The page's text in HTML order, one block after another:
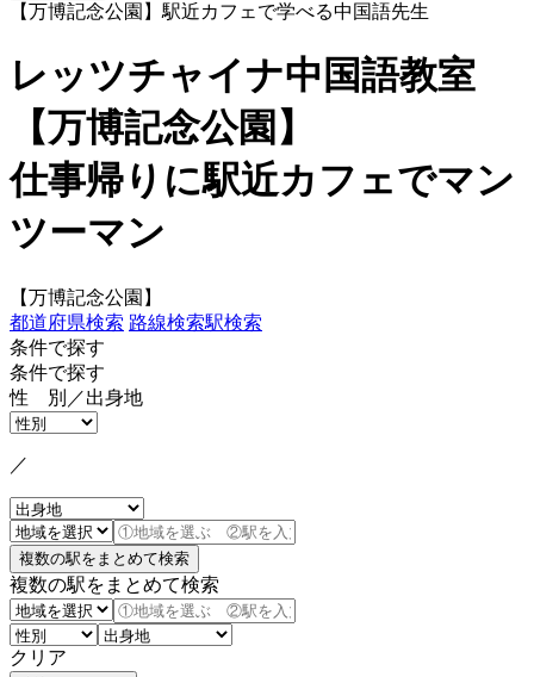
【万博記念公園】駅近カフェで学べる中国語先生
レッツチャイナ中国語教室
【万博記念公園】
仕事帰りに駅近カフェでマン
ツーマン
【万博記念公園】
都道府県検索 路線検索駅検索
条件で探す
条件で探す
性 別／出身地
／
複数の駅をまとめて検索
クリア